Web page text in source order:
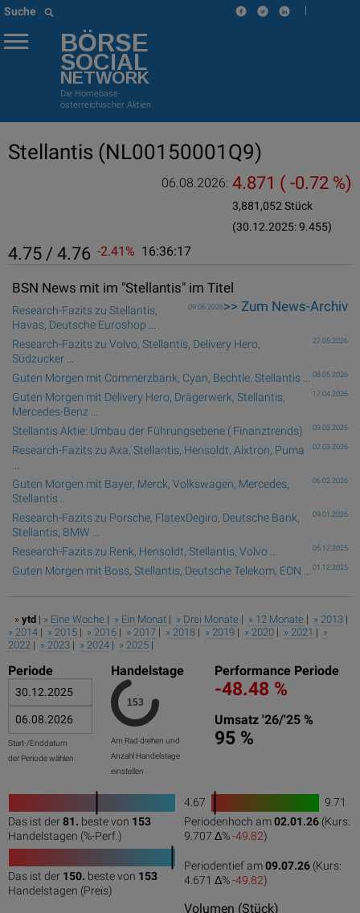
Suche |
BÖRSE
SOCIAL
NETWORK
Die Homebase
österreichischer Aktien
Stellantis (NL00150001Q9)
06.08.2026: 4.871 ( -0.72 %)
3,881,052 Stück
(30.12.2025: 9.455)
4.75 / 4.76 -2.41% 16:36:17
BSN News mit im "Stellantis" im Titel
>> Zum News-Archiv
09.06.2026
Research-Fazits zu Stellantis,
Havas, Deutsche Euroshop ...
27.05.2026
Research-Fazits zu Volvo, Stellantis, Delivery Hero,
Südzucker ...
08.05.2026
Guten Morgen mit Commerzbank, Cyan, Bechtle, Stellantis ...
17.04.2026
Guten Morgen mit Delivery Hero, Drägerwerk, Stellantis,
Mercedes-Benz ...
09.03.2026
Stellantis Aktie: Umbau der Führungsebene ( Finanztrends)
02.03.2026
Research-Fazits zu Axa, Stellantis, Hensoldt, Aixtron, Puma
06.02.2026
Guten Morgen mit Bayer, Merck, Volkswagen, Mercedes,
Stellantis ..
09.01.2026
Research-Fazits zu Porsche, FlatexDegiro, Deutsche Bank,
Stellantis, BMW ...
05.12.2025
Research-Fazits zu Renk, Hensoldt, Stellantis, Volvo ...
01.12.2025
Guten Morgen mit Boss, Stellantis, Deutsche Telekom, EON ...
» ytd | » Eine Woche | » Ein Monat | » Drei Monate | » 12 Monate | » 2013 |
» 2014 | » 2015 | » 2016 | » 2017 | » 2018 | » 2019 | » 2020 | » 2021 | »
2022 | » 2023 | » 2024 | » 2025 |
Periode
Start-/Enddatum
der Periode wählen
Handelstage
Am Rad drehen und
Anzahl Handelstage
einstellen
Performance Periode
-48.48 %
Umsatz '26/'25 %
95 %
0 50
Das ist der81. beste von 153
Handelstagen (%-Perf.)
0 50
Das ist der 150. beste von 153
Handelstagen (Preis)
4.67
1
0 100
9.71
Periodenhoch am02.01.26 (Kurs:
9.707 Δ%-49.82)
Periodentief am09.07.26 (Kurs:
4.671 Δ%-49.82)
Volumen (Stück)